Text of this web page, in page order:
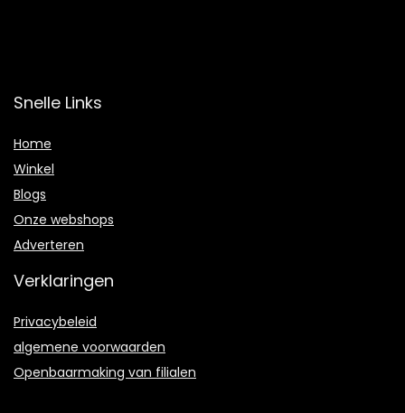
Snelle Links
Home
Winkel
Blogs
Onze webshops
Adverteren
Verklaringen
Privacybeleid
algemene voorwaarden
Openbaarmaking van filialen